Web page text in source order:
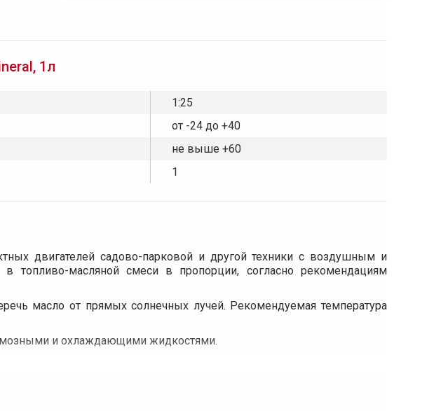
1л
1:25
от -24 до +40
не выше +60
1
двигателей садово-парковой и другой техники с воздушным и
топливо-масляной смеси в пропорции, согласно рекомендациям
масло от прямых солнечных лучей. Рекомендуемая температура
и охлаждающими жидкостями.